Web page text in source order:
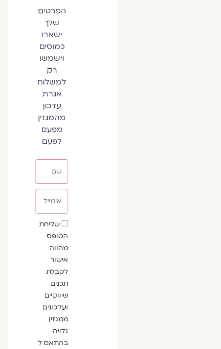
הפרטים
שלך
ישארו
כמוסים
וישמשו
רק
למשלוח
אגרת
עדכון
מהמגזין
מפעם
לפעם
שדה
הסכמה
שליחת
הטופס
מהווה
אישור
לקבלת
תכנים
שיווקיים
ועדכונים
ממגזין
גלויה
בהתאם ל